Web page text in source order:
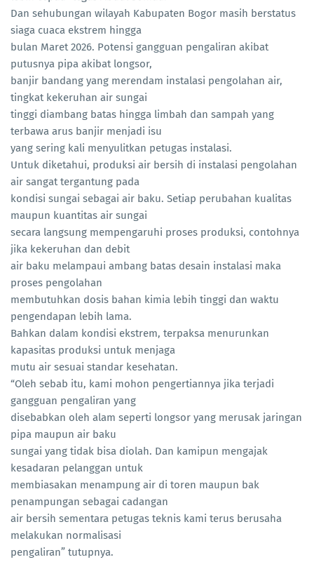
Dan sehubungan wilayah Kabupaten Bogor masih berstatus
siaga cuaca ekstrem hingga
bulan Maret 2026. Potensi gangguan pengaliran akibat
putusnya pipa akibat longsor,
banjir bandang yang merendam instalasi pengolahan air,
tingkat kekeruhan air sungai
tinggi diambang batas hingga limbah dan sampah yang
terbawa arus banjir menjadi isu
yang sering kali menyulitkan petugas instalasi.
Untuk diketahui, produksi air bersih di instalasi pengolahan
air sangat tergantung pada
kondisi sungai sebagai air baku. Setiap perubahan kualitas
maupun kuantitas air sungai
secara langsung mempengaruhi proses produksi, contohnya
jika kekeruhan dan debit
air baku melampaui ambang batas desain instalasi maka
proses pengolahan
membutuhkan dosis bahan kimia lebih tinggi dan waktu
pengendapan lebih lama.
Bahkan dalam kondisi ekstrem, terpaksa menurunkan
kapasitas produksi untuk menjaga
mutu air sesuai standar kesehatan.
“Oleh sebab itu, kami mohon pengertiannya jika terjadi
gangguan pengaliran yang
disebabkan oleh alam seperti longsor yang merusak jaringan
pipa maupun air baku
sungai yang tidak bisa diolah. Dan kamipun mengajak
kesadaran pelanggan untuk
membiasakan menampung air di toren maupun bak
penampungan sebagai cadangan
air bersih sementara petugas teknis kami terus berusaha
melakukan normalisasi
pengaliran” tutupnya.